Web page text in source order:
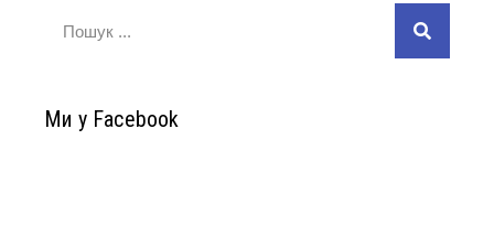
Ми у Facebook